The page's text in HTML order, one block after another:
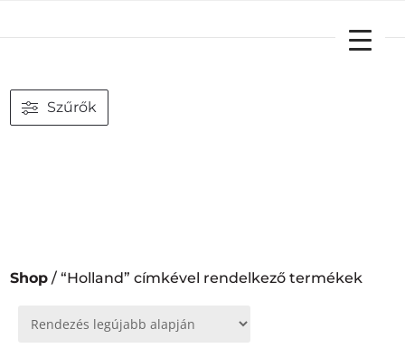
Shop / “Holland” címkével rendelkező termékek
Szűrők
YOUR CART